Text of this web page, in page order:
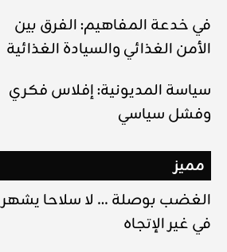
في خدعة المفاهيم: الفرق بين
الأمن الغذائي والسيادة الغذائية
سياسة المديونية: إفلاس فكري
وفشل سياسي
مميز
الغضب بوصلة … لا سلاحا يشهر
في غير الإتجاه